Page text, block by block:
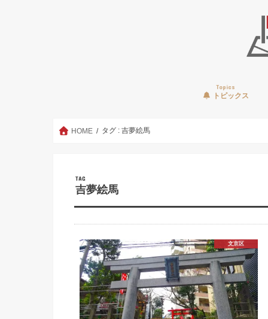
Topics
トピックス
HOME タグ : 吉夢絵馬
TAG
吉夢絵馬
文京区